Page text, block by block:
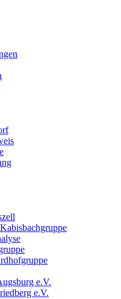
e.V.
e.V.